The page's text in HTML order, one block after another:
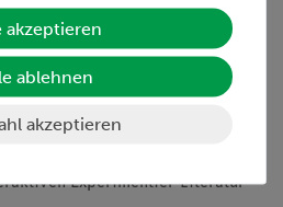
für Schüler und Lehrer erhältlich:
Experimentier-Literatur
akzeptieren
ablehnen
akzeptieren